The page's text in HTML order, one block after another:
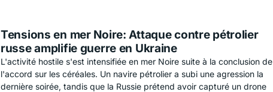
Tensions en mer Noire: Attaque contre pétrolier
russe amplifie guerre en Ukraine
L'activité hostile s'est intensifiée en mer Noire suite à la conclusion de
l'accord sur les céréales. Un navire pétrolier a subi une agression la
dernière soirée, tandis que la Russie prétend avoir capturé un drone